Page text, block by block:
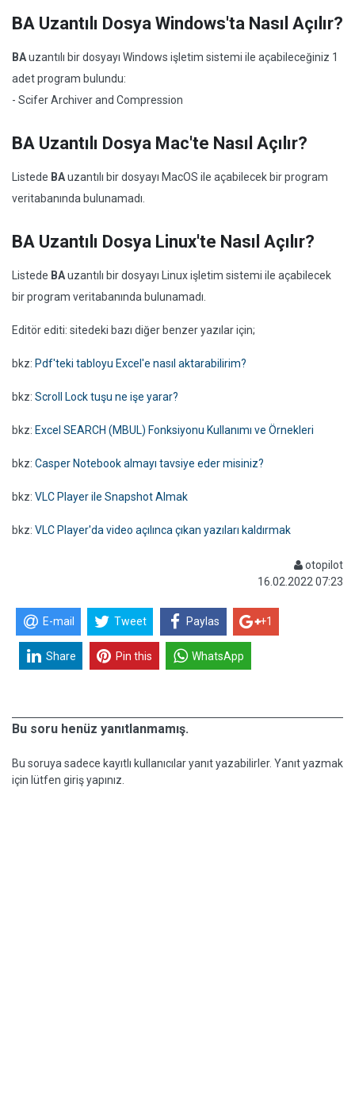
BA Uzantılı Dosya Windows'ta Nasıl Açılır?
BAuzantılı bir dosyayı Windows işletim sistemi ile açabileceğiniz 1
adet program bulundu:
- Scifer Archiver and Compression
BA Uzantılı Dosya Mac'te Nasıl Açılır?
Listede BAuzantılı bir dosyayı MacOS ile açabilecek bir program
veritabanında bulunamadı.
BA Uzantılı Dosya Linux'te Nasıl Açılır?
Listede BAuzantılı bir dosyayı Linux işletim sistemi ile açabilecek
bir program veritabanında bulunamadı.
Editör editi: sitedeki bazı diğer benzer yazılar için;
bkz: Pdf'teki tabloyu Excel'e nasıl aktarabilirim?
bkz: Scroll Lock tuşu ne işe yarar?
bkz: Excel SEARCH (MBUL) Fonksiyonu Kullanımı ve Örnekleri
bkz: Casper Notebook almayı tavsiye eder misiniz?
bkz: VLC Player ile Snapshot Almak
bkz: VLC Player'da video açılınca çıkan yazıları kaldırmak
otopilot
16.02.2022 07:23
E-mail Tweet Paylas +1
Share Pin this WhatsApp
Bu soru henüz yanıtlanmamış.
Bu soruya sadece kayıtlı kullanıcılar yanıt yazabilirler. Yanıt yazmak
için lütfen giriş yapınız.